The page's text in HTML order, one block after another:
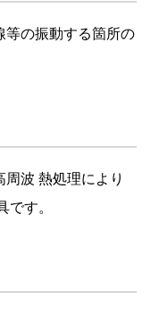
等の振動する箇所の
波 熱処理により
です。